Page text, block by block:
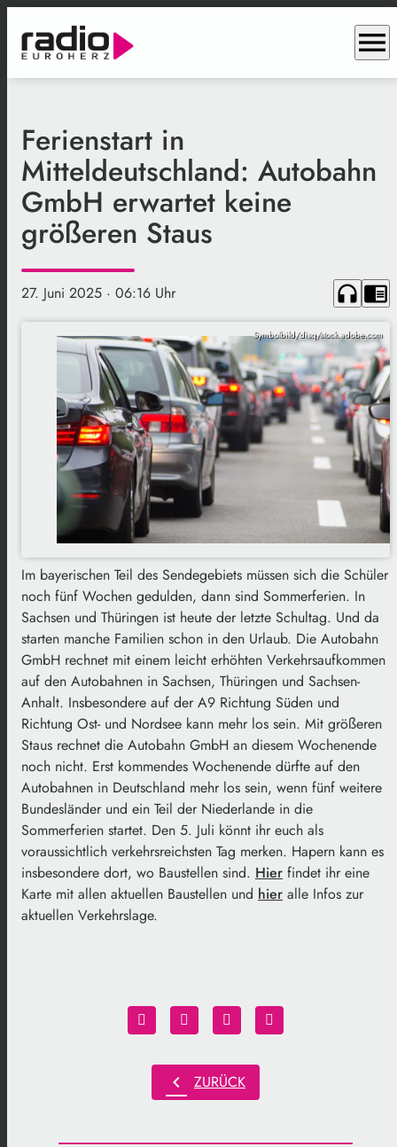
menu
Ferienstart in
Mitteldeutschland: Autobahn
GmbH erwartet keine
größeren Staus
27. Juni 2025 · 06:16 Uhr headphones chrome_reader_mode
Symbolbild/disq/stock.adobe.com
Im bayerischen Teil des Sendegebiets müssen sich die Schüler
noch fünf Wochen gedulden, dann sind Sommerferien. In
Sachsen und Thüringen ist heute der letzte Schultag. Und da
starten manche Familien schon in den Urlaub. Die Autobahn
GmbH rechnet mit einem leicht erhöhten Verkehrsaufkommen
auf den Autobahnen in Sachsen, Thüringen und Sachsen-
Anhalt. Insbesondere auf der A9 Richtung Süden und
Richtung Ost- und Nordsee kann mehr los sein. Mit größeren
Staus rechnet die Autobahn GmbH an diesem Wochenende
noch nicht. Erst kommendes Wochenende dürfte auf den
Autobahnen in Deutschland mehr los sein, wenn fünf weitere
Bundesländer und ein Teil der Niederlande in die
Sommerferien startet. Den 5. Juli könnt ihr euch als
voraussichtlich verkehrsreichsten Tag merken. Hapern kann es
insbesondere dort, wo Baustellen sind. Hier findet ihr eine
Karte mit allen aktuellen Baustellen und hier alle Infos zur
aktuellen Verkehrslage.
chevron_left ZURÜCK